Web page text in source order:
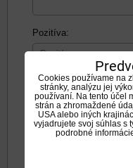
Pozitíva:
Negatíva:
Cookies používame na
stránky, analýzu jej
používaní. Na tento účel
strán a zhromaždené
USA alebo iných
vyjadrujete svoj súhlas s
podrobné